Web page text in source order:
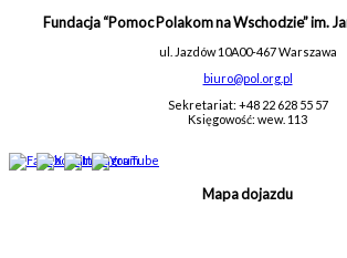
Fundacja “Pomoc Polakom na Wschodzie” im.
ul. Jazdów 10A00-467 Warszawa
biuro@pol.org.pl
Sekretariat: +48 22 628 55 57
Księgowość: wew. 113
Mapa dojazdu